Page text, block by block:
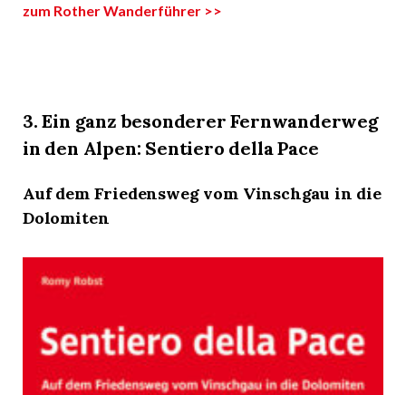
zum Rother Wanderführer >>
3. Ein ganz besonderer Fernwanderweg
in den Alpen: Sentiero della Pace
Auf dem Friedensweg vom Vinschgau in die
Dolomiten